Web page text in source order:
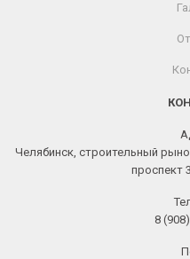
Челябинск, строительный
проспект
8